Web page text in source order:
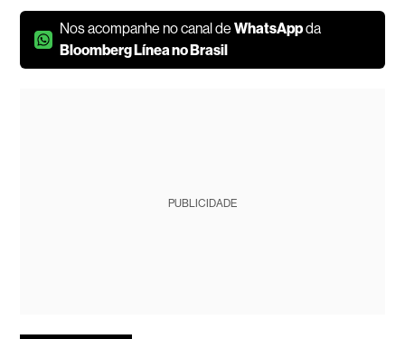
Nos acompanhe no canal deWhatsAppda
Bloomberg Línea no Brasil
PUBLICIDADE